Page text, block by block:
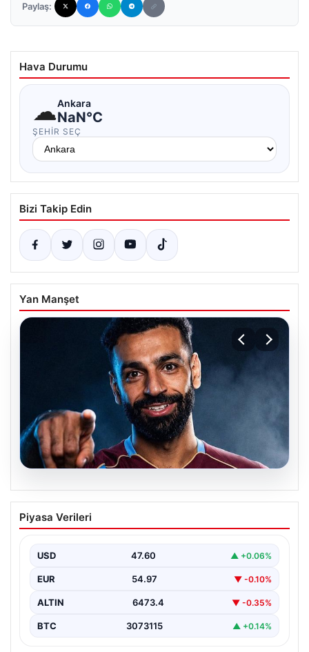
Paylaş:
Hava Durumu
☁Ankara
NaN°C
ŞEHIR SEÇ
Bizi Takip Edin
Yan Manşet
05.08.2026
Mohamed Salah transferinin detayları
açıklandı!
Piyasa Verileri
USD 47.60 ▲ +0.06%
EUR 54.97 ▼ -0.10%
ALTIN 6473.4 ▼ -0.35%
BTC 3073115 ▲ +0.14%